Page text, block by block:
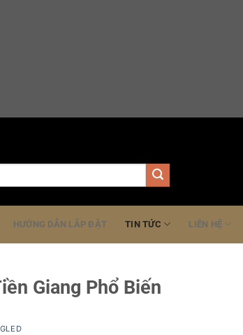
HƯỚNG DẪN LẮP ĐẶT TIN TỨC LIÊN HỆ
Giang Phổ Biến